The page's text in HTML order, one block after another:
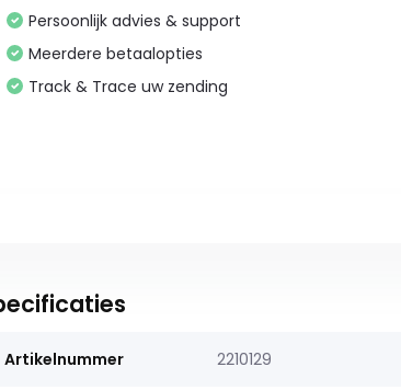
Persoonlijk advies & support
Meerdere betaalopties
Track & Trace uw zending
Artikelnummer 2210129